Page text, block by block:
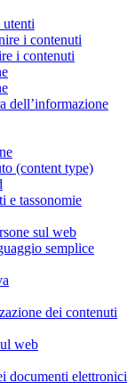
i contenuti
i contenuti
dell’informazione
(content type)
e tassonomie
sul web
semplice
dei contenuti
web
documenti elettronici